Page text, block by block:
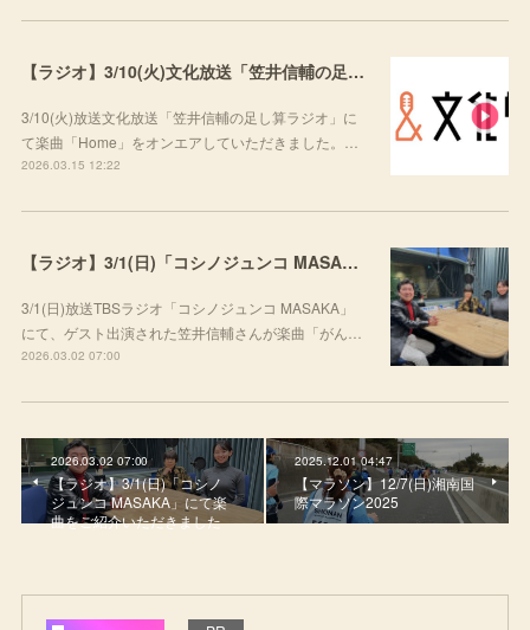
【ラジオ】3/10(火)文化放送「笠井信輔の足し算ラジオ」にて楽曲をご紹介いただきました
3/10(火)放送文化放送「笠井信輔の足し算ラジオ」に
て楽曲「Home」をオンエアしていただきました。…
2026.03.15 12:22
【ラジオ】3/1(日)「コシノジュンコ MASAKA」にて楽曲をご紹介いただきました
3/1(日)放送TBSラジオ「コシノジュンコ MASAKA」
にて、ゲスト出演された笠井信輔さんが楽曲「がん…
2026.03.02 07:00
2026.03.02 07:00
【ラジオ】3/1(日)「コシノ
ジュンコ MASAKA」にて楽
曲をご紹介いただきました
2025.12.01 04:47
【マラソン】12/7(日)湘南国
際マラソン2025